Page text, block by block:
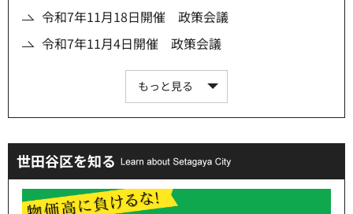
令和7年11月18日開催 政策会議
令和7年11月4日開催 政策会議
もっと見る
世田谷区を知る